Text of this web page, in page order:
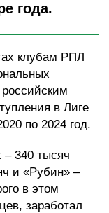
года.
клубам РПЛ
в Лиге
по 2024 год.
– 340 тысяч
и «Рубин» –
в этом
заработал